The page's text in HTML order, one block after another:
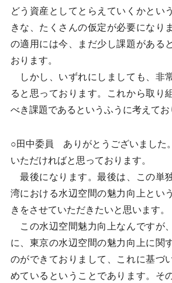
どう資産としてとらえていくかとい
きな、たくさんの仮定が必要になり
の適用には今、まだ少し課題がある
おります。
しかし、いずれにしましても、非
ると思っております。これから取り
べき課題であるというふうに考えてお
○田中委員 ありがとうございました
いただければと思っております。
最後になります。最後は、この単
湾における水辺空間の魅力向上とい
きをさせていただきたいと思います。
この水辺空間魅力向上なんですが
に、東京の水辺空間の魅力向上に関
のができておりまして、これに基づ
めているということであります。そ